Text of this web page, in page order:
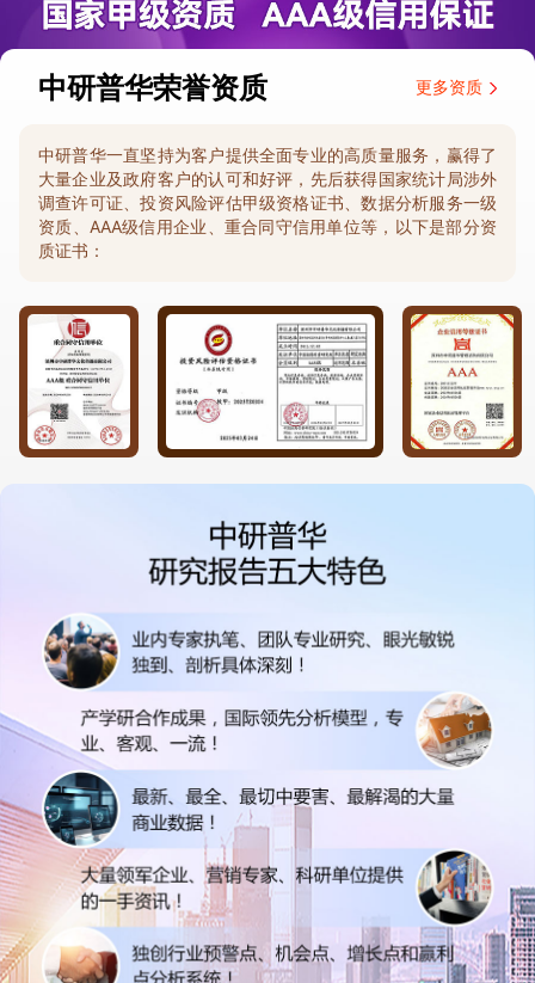
中研普华荣誉资质 更多资质
中研普华一直坚持为客户提供全面专业的高质量服务，赢得了
大量企业及政府客户的认可和好评，先后获得国家统计局涉外
调查许可证、投资风险评估甲级资格证书、数据分析服务一级
资质、AAA级信用企业、重合同守信用单位等，以下是部分资
质证书：